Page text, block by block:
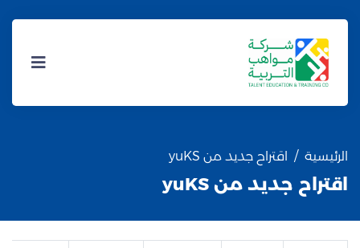
الرئيسية اقتراح جديد من yuKS
اقتراح جديد من yuKS